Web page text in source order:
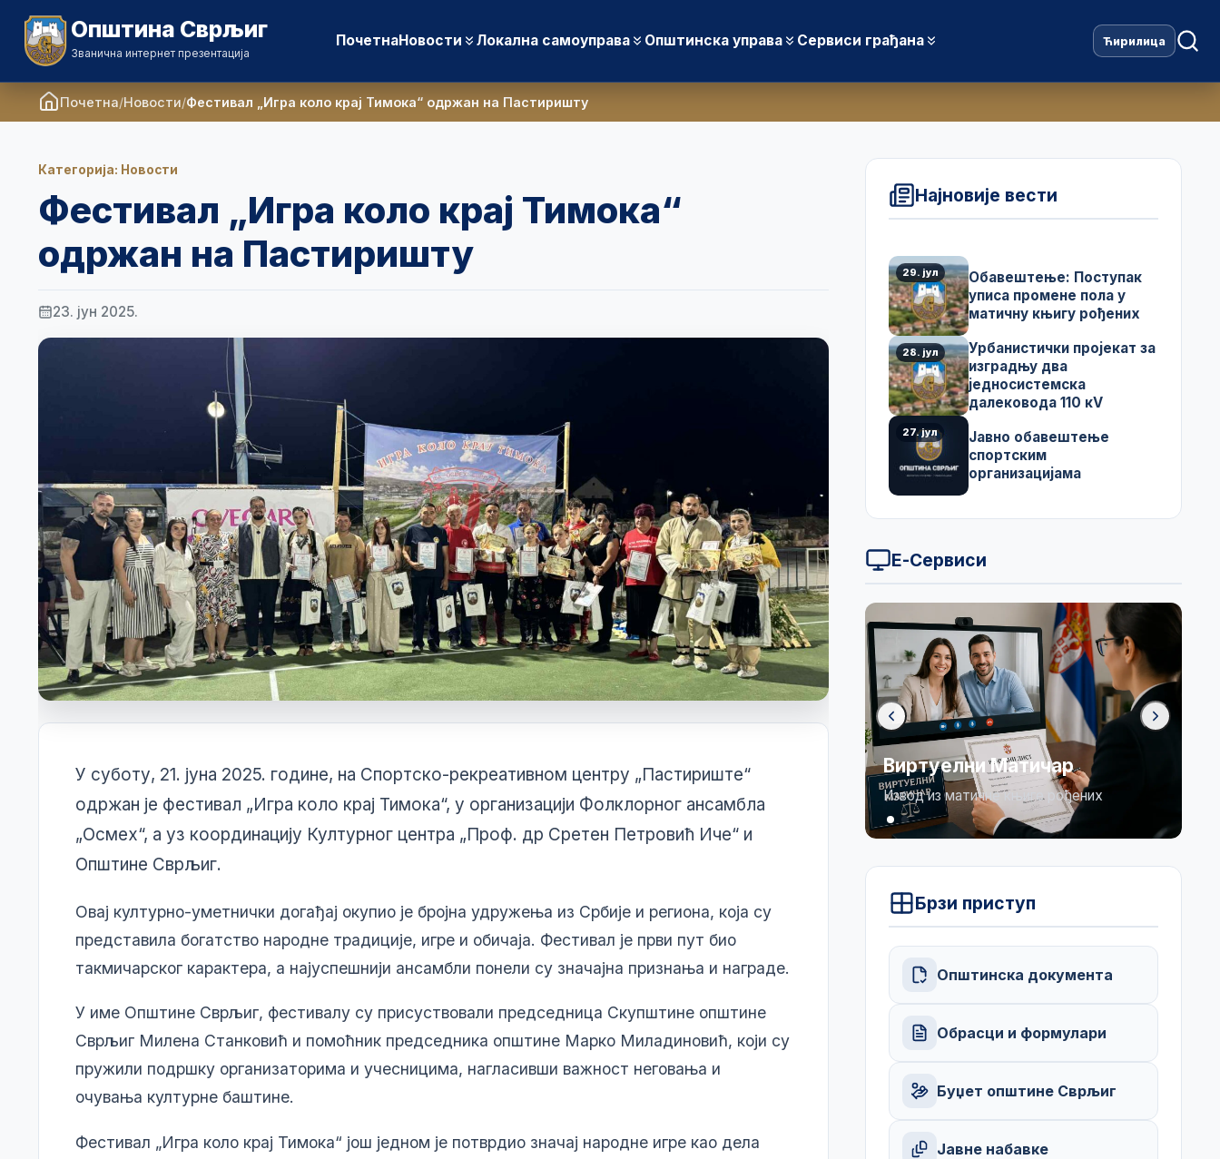
Општина Сврљиг
Званична интернет презентација
ПочетнаНовости Локална самоуправа Општинска управа Сервиси грађана Ћирилица
Почетна Новости Фестивал „Игра коло крај Тимока“ одржан на Пастиришту
Категорија: Новости
Фестивал „Игра коло крај Тимока“
одржан на Пастиришту
23. јун 2025.
У суботу, 21. јуна 2025. године, на Спортско-рекреативном центру „Пастириште“
одржан је фестивал „Игра коло крај Тимока“, у организацији Фолклорног ансамбла
„Осмех“, а уз координацију Културног центра „Проф. др Сретен Петровић Иче“ и
Општине Сврљиг.
Овај културно-уметнички догађај окупио је бројна удружења из Србије и региона, која су
представила богатство народне традиције, игре и обичаја. Фестивал је први пут био
такмичарског карактера, а најуспешнији ансамбли понели су значајна признања и награде.
У име Општине Сврљиг, фестивалу су присуствовали председница Скупштине општине
Сврљиг Милена Станковић и помоћник председника општине Марко Миладиновић, који су
пружили подршку организаторима и учесницима, нагласивши важност неговања и
очувања културне баштине.
Фестивал „Игра коло крај Тимока“ још једном је потврдио значај народне игре као дела
Најновије вести
29. јул
Обавештење: Поступак
уписа промене пола у
матичну књигу рођених
28. јул
Урбанистички пројекат за
изградњу два
једносистемска
далековода 110 кV
27. јул
Јавно обавештење
спортским
организацијама
Е-Сервиси
Бирачки списак
Огласна табла
Виртуелни Матичар
Извод из матичне књиге рођених
Бирачки списак
Огласна табла
Брзи приступ
Општинска документа
Обрасци и формулари
Буџет општине Сврљиг
Јавне набавке